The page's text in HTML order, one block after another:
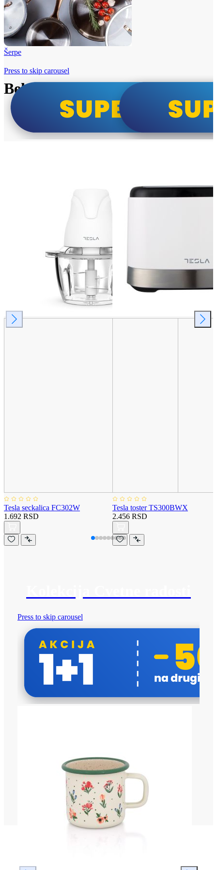
Šerpe
Beko i Tesla super cene
Press to skip carousel
Tesla seckalica FC302W
1.692 RSD
Tesla toster TS300BWX
2.456 RSD
Press to skip carousel